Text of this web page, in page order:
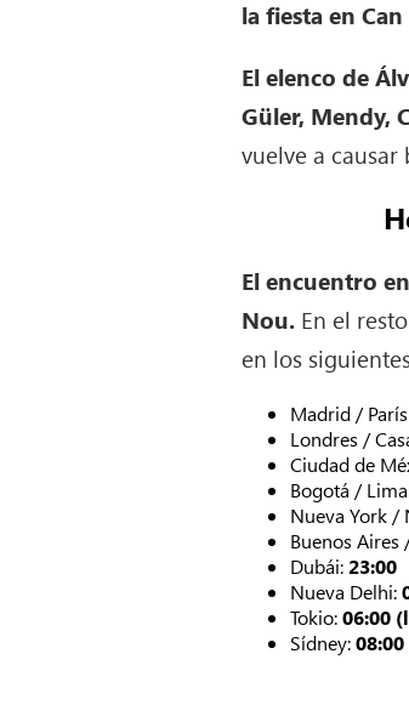
la fiesta en
El elenco de
Güler, Mendy,
vuelve a
El encuentro
Nou. En el
en los
Madrid /
Londres /
Ciudad de
Bogotá /
Nueva York /
Buenos Aires
Dubái:23:00
Nueva Delhi:
Tokio:06:00
Sídney: